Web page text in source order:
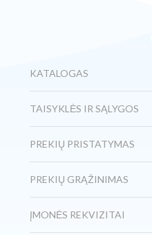
KATALOGAS
TAISYKLĖS IR SĄLYGOS
PREKIŲ PRISTATYMAS
PREKIŲ GRĄŽINIMAS
ĮMONĖS REKVIZITAI